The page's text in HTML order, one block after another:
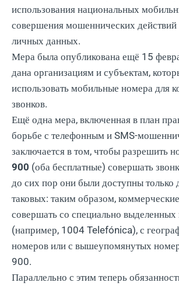
использования национальных
совершения мошеннических
личных данных.
Мера была опубликована ещё 15
дана организациям и субъектам,
использовать мобильные номера для
звонков.
Ещё одна мера, включенная в план
борьбе с телефонным и SMS-
заключается в том, чтобы разрешить
900 (оба бесплатные) совершать
до сих пор они были доступны только
таковых: таким образом,
совершать со специально
(например, 1004 Telefónica), с
номеров или с вышеупомянутых
900.
Параллельно с этим теперь